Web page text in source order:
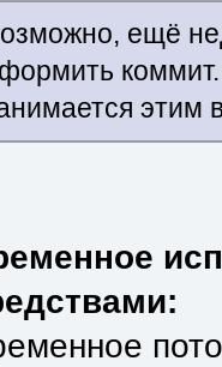
ещё
этим